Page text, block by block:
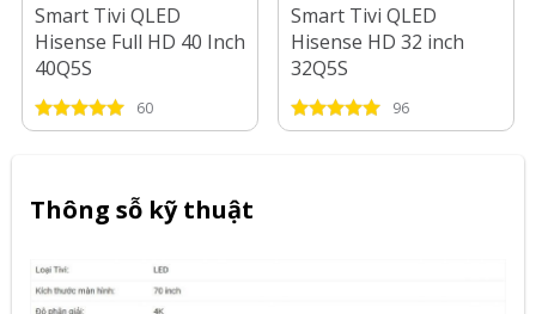
Smart Tivi QLED
Hisense Full HD 40 Inch
40Q5S
60
Smart Tivi QLED
Hisense HD 32 inch
32Q5S
96
Thông sỗ kỹ thuật